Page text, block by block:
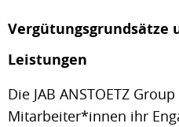
Vergütungsgrundsätze
Leistungen
Die JAB ANSTOETZ
Mitarbeiter*innen ihr